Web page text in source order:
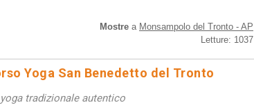
Mostre a Monsampolo del Tronto - AP
Letture: 1037
Yoga San Benedetto del Tronto
tradizionale autentico